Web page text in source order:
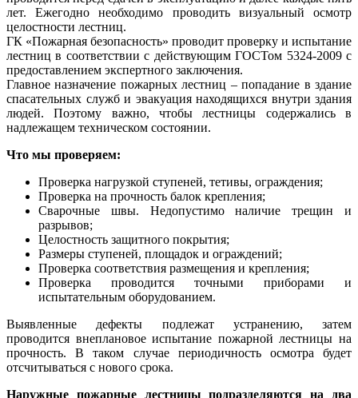
лет. Ежегодно необходимо проводить визуальный осмотр
целостности лестниц.
ГК «Пожарная безопасность» проводит проверку и испытание
лестниц в соответствии с действующим ГОСТом 5324-2009 с
предоставлением экспертного заключения.
Главное назначение пожарных лестниц – попадание в здание
спасательных служб и эвакуация находящихся внутри здания
людей. Поэтому важно, чтобы лестницы содержались в
надлежащем техническом состоянии.
Что мы проверяем:
Проверка нагрузкой ступеней, тетивы, ограждения;
Проверка на прочность балок крепления;
Сварочные швы. Недопустимо наличие трещин и
разрывов;
Целостность защитного покрытия;
Размеры ступеней, площадок и ограждений;
Проверка соответствия размещения и крепления;
Проверка проводится точными приборами и
испытательным оборудованием.
Выявленные дефекты подлежат устранению, затем
проводится внеплановое испытание пожарной лестницы на
прочность. В таком случае периодичность осмотра будет
отсчитываться с нового срока.
Наружные пожарные лестницы подразделяются на два